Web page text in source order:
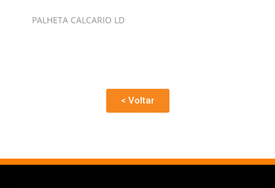
PALHETA CALCARIO LD
< Voltar